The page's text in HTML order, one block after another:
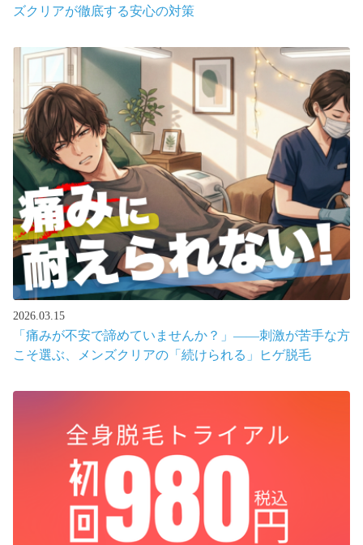
ズクリアが徹底する安心の対策
2026.03.15
「痛みが不安で諦めていませんか？」――刺激が苦手な方
こそ選ぶ、メンズクリアの「続けられる」ヒゲ脱毛